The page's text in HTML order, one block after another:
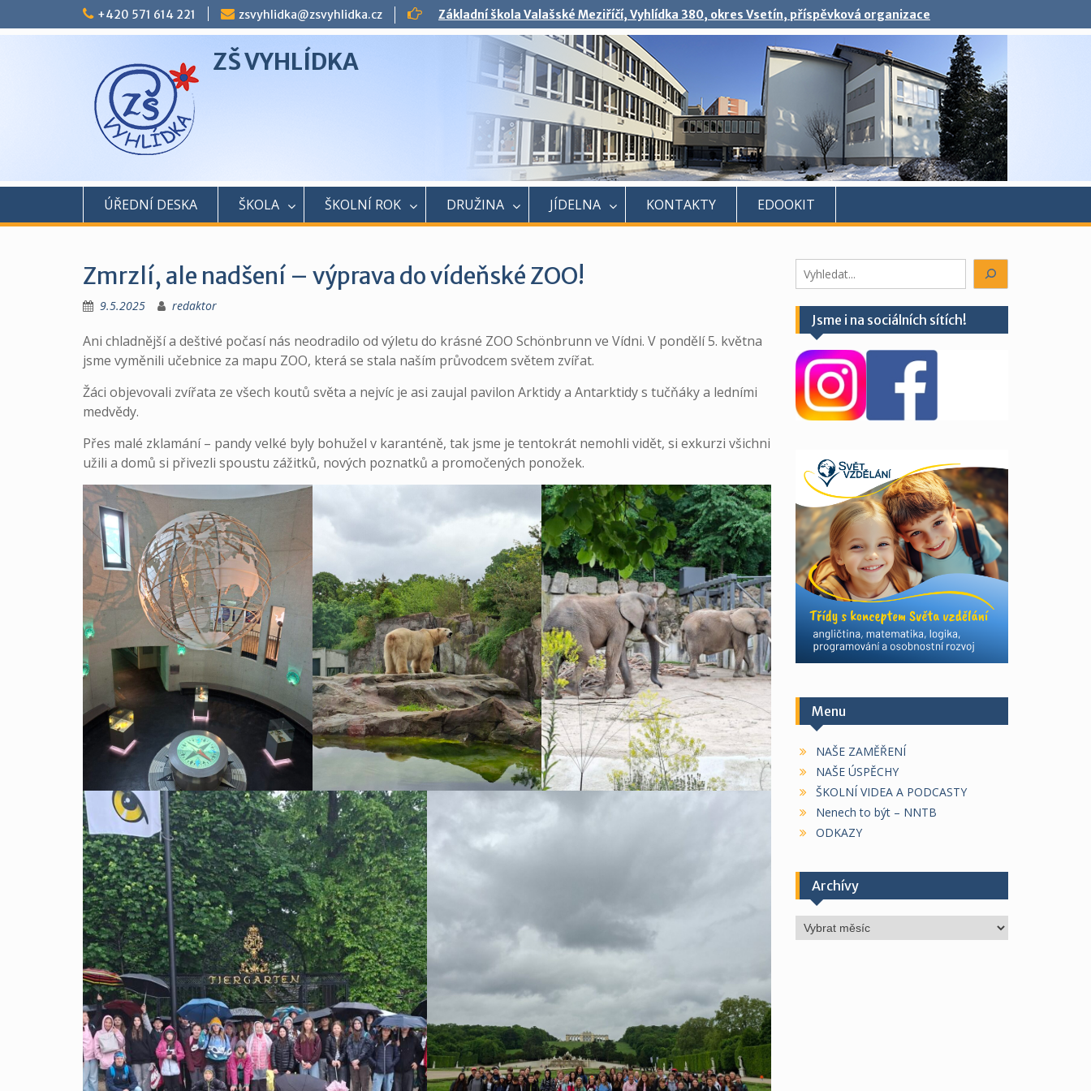
to
+420 571 614 221 zsvyhlidka@zsvyhlidka.cz Základní škola Valašské Meziříčí, Vyhlídka 380, okres Vsetín, příspěvková organizace
ZŠ VYHLÍDKA
ÚŘEDNÍ DESKA ŠKOLA ŠKOLNÍ ROK DRUŽINA JÍDELNA KONTAKTY EDOOKIT
Zmrzlí, ale nadšení – výprava do vídeňské ZOO!
9.5.2025 redaktor
Ani chladnější a deštivé počasí nás neodradilo od výletu do krásné ZOO Schönbrunn ve Vídni. V pondělí 5. května
jsme vyměnili učebnice za mapu ZOO, která se stala naším průvodcem světem zvířat.
Žáci objevovali zvířata ze všech koutů světa a nejvíc je asi zaujal pavilon Arktidy a Antarktidy s tučňáky a ledními
medvědy.
Přes malé zklamání – pandy velké byly bohužel v karanténě, tak jsme je tentokrát nemohli vidět, si exkurzi všichni
užili a domů si přivezli spoustu zážitků, nových poznatků a promočených ponožek.
Hledáte
něco?
Jsme i na sociálních sítích!
Menu
NAŠE ZAMĚŘENÍ
NAŠE ÚSPĚCHY
ŠKOLNÍ VIDEA A PODCASTY
Nenech to být – NNTB
ODKAZY
Archívy
Archívy